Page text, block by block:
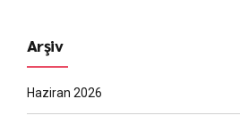
Arşiv
Haziran 2026